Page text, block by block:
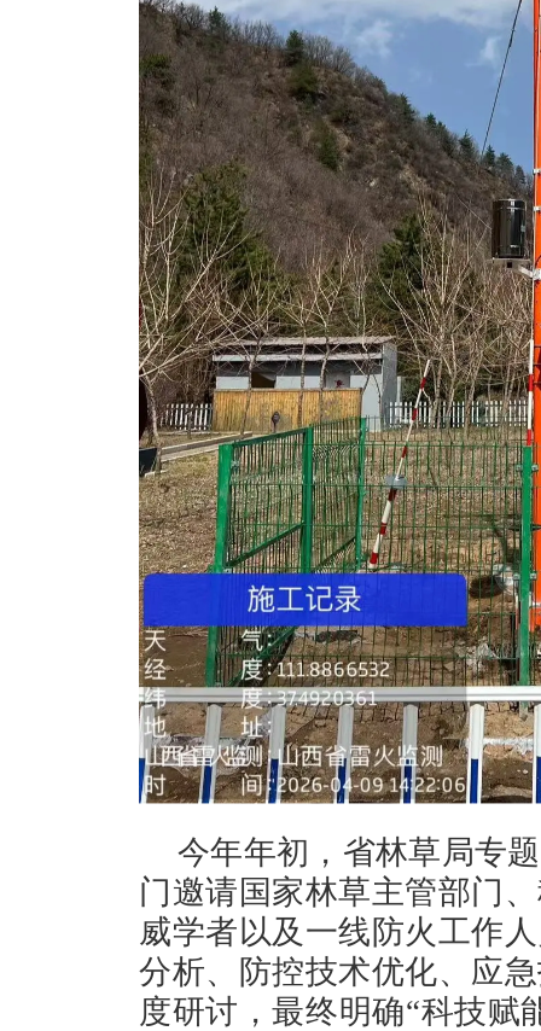
今年年初，省林草局专
门邀请国家林草主管部门
威学者以及一线防火工作
分析、防控技术优化、应
度研讨，最终明确“科技赋